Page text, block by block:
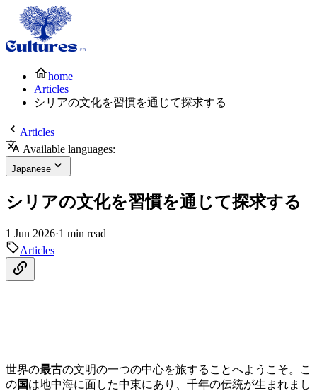
home
Articles
シリアの文化を習慣を通じて探求する
Articles
Available languages:
Japanese
シリアの文化を習慣を通じて探求する
1 Jun 2026·1 min read
Articles
世界の最古の文明の一つの中心を旅することへようこそ。こ
の国は地中海に面した中東にあり、千年の伝統が生まれまし